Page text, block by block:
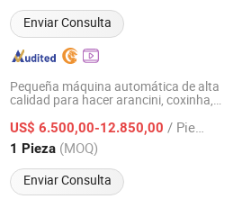
Enviar Consulta
Pequeña máquina automática de alta
calidad para hacer arancini, coxinha,
de luna,heladomochi, maamoul,
máquina simple de encrustación y llenado
US$ 6.500,00-12.850,00 / Pieza
1 Pieza (MOQ)
Enviar Consulta
Co., Ltd.
Desde 2025